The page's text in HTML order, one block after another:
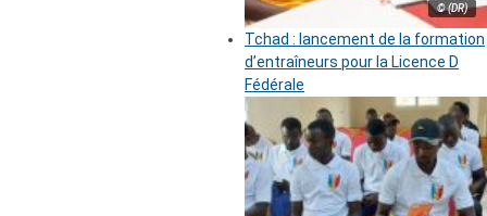
© (DR)
Tchad : lancement de la formation
d’entraîneurs pour la Licence D
Fédérale